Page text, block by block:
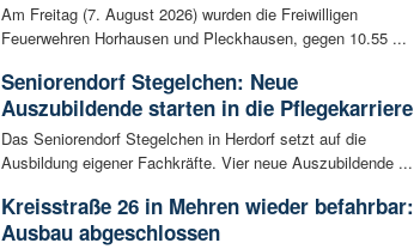
Am Freitag (7. August 2026) wurden die Freiwilligen
Feuerwehren Horhausen und Pleckhausen, gegen 10.55 ...
Seniorendorf Stegelchen: Neue
Auszubildende starten in die Pflegekarriere
Das Seniorendorf Stegelchen in Herdorf setzt auf die
Ausbildung eigener Fachkräfte. Vier neue Auszubildende ...
Kreisstraße 26 in Mehren wieder befahrbar:
Ausbau abgeschlossen